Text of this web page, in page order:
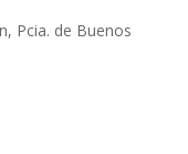
Pcia. de Buenos